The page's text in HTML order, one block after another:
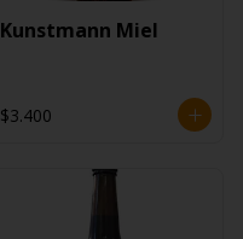
Kunstmann Miel
$3.400